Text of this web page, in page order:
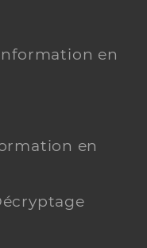
en
en